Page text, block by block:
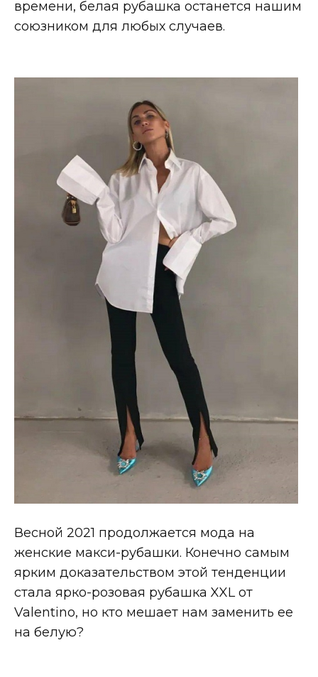
времени, белая рубашка останется нашим
союзником для любых случаев.
Весной 2021 продолжается мода на
женские макси-рубашки. Конечно самым
ярким доказательством этой тенденции
стала ярко-розовая рубашка XXL от
Valentino, но кто мешает нам заменить ее
на белую?